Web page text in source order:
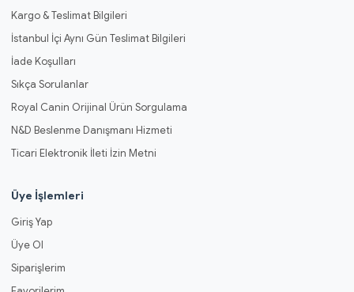
Kargo & Teslimat Bilgileri
İstanbul İçi Aynı Gün Teslimat Bilgileri
İade Koşulları
Sıkça Sorulanlar
Royal Canin Orijinal Ürün Sorgulama
N&D Beslenme Danışmanı Hizmeti
Ticari Elektronik İleti İzin Metni
Üye İşlemleri
Giriş Yap
Üye Ol
Siparişlerim